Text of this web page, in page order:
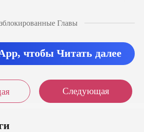
Главы
чтобы Читать далее
Следующая